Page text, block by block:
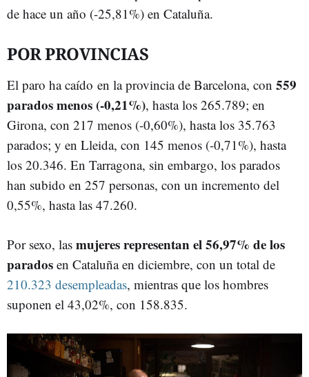
de hace un año (-25,81%) en Cataluña.
POR PROVINCIAS
El paro ha caído en la provincia de Barcelona, con 559
parados menos (-0,21%), hasta los 265.789; en
Girona, con 217 menos (-0,60%), hasta los 35.763
parados; y en Lleida, con 145 menos (-0,71%), hasta
los 20.346. En Tarragona, sin embargo, los parados
han subido en 257 personas, con un incremento del
0,55%, hasta las 47.260.
Por sexo, las mujeres representan el 56,97% de los
parados en Cataluña en diciembre, con un total de
210.323 desempleadas, mientras que los hombres
suponen el 43,02%, con 158.835.